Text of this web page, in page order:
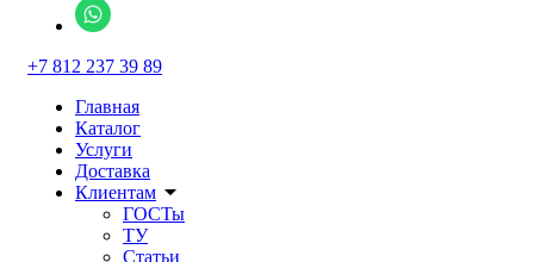
+7 812 237 39 89
Главная
Каталог
Услуги
Доставка
Клиентам
ГОСТы
ТУ
Статьи